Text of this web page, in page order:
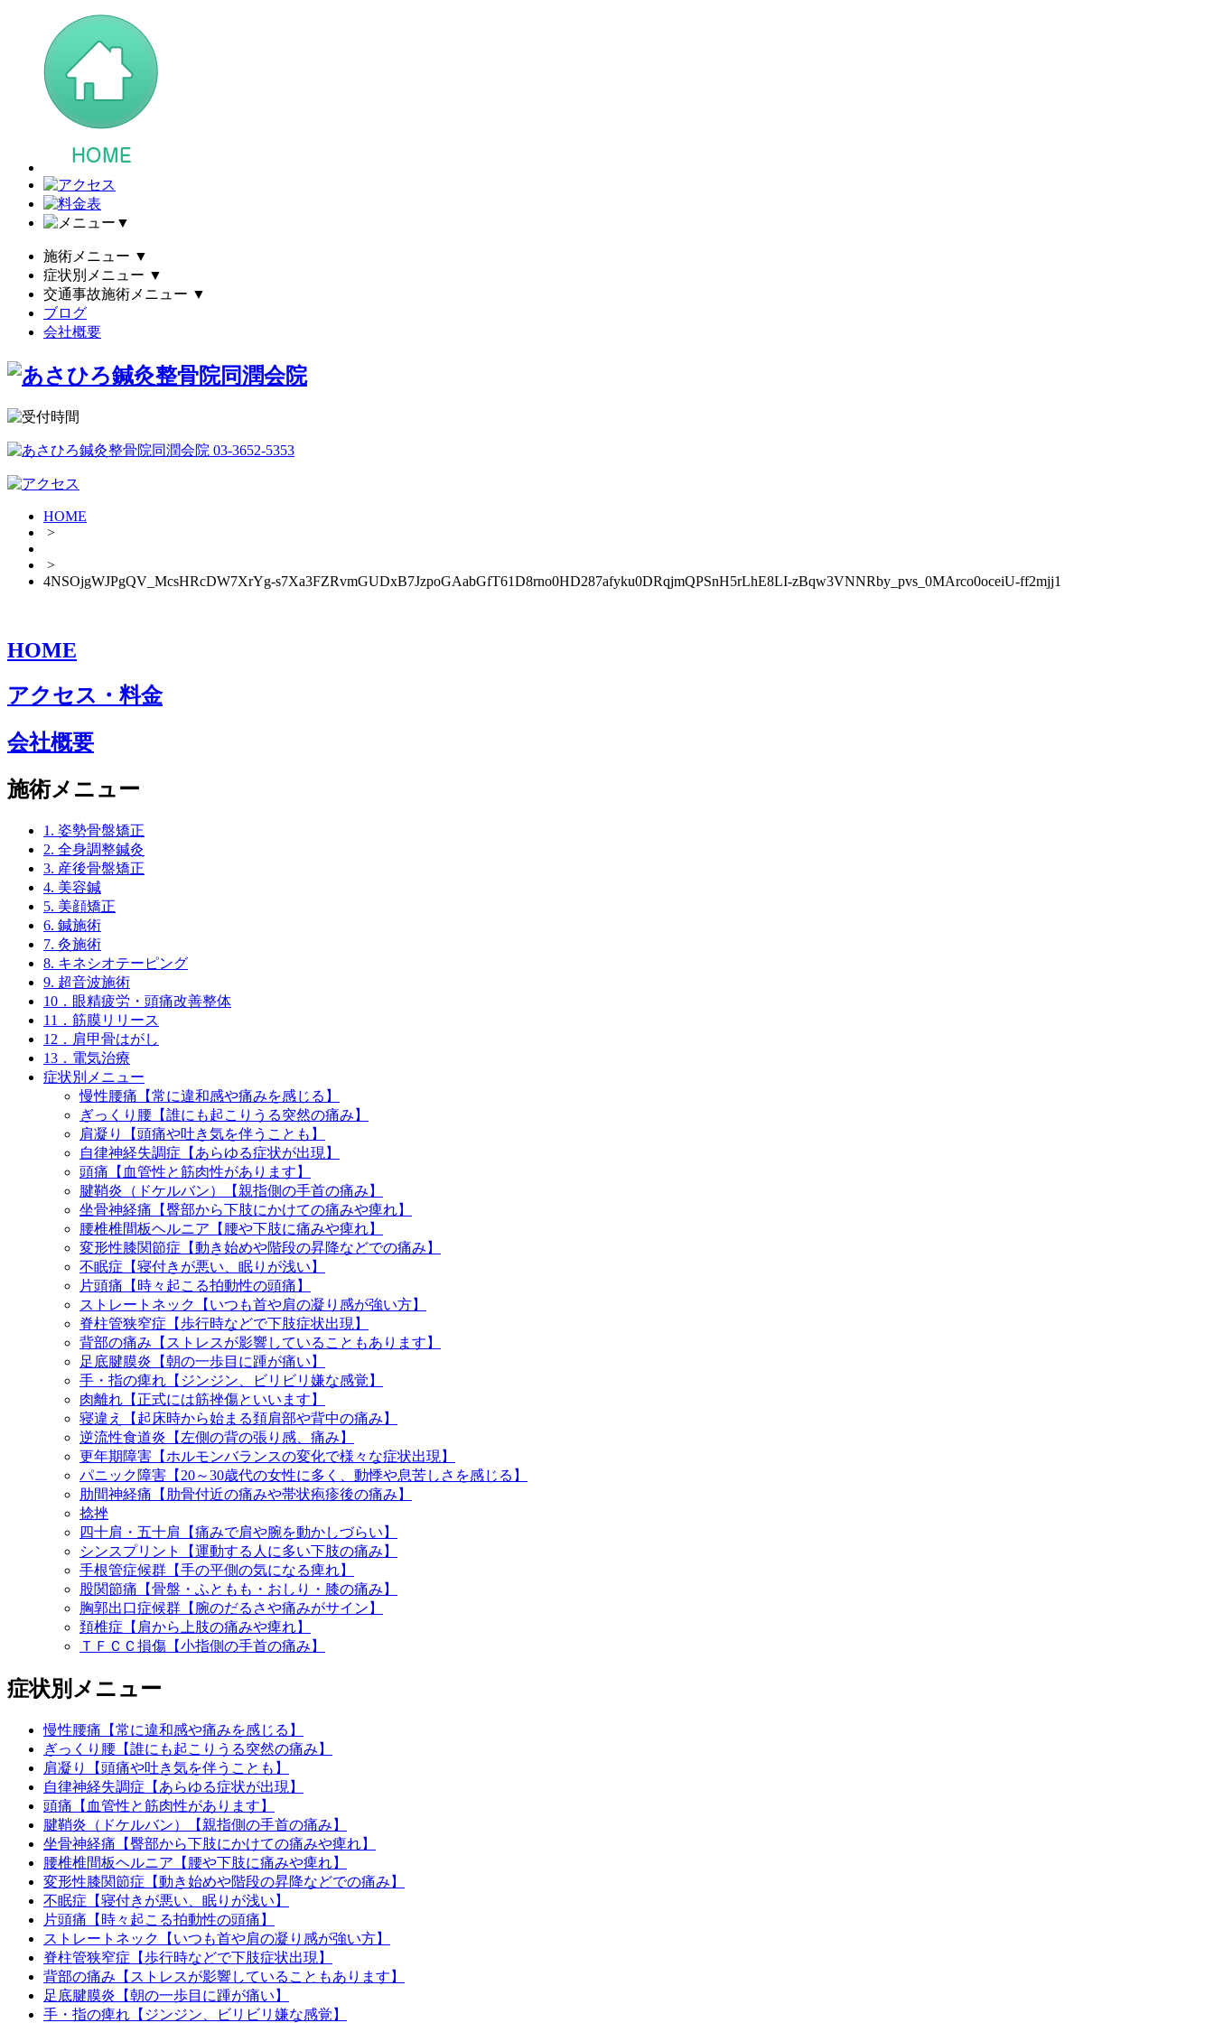
▼
施術メニュー ▼
症状別メニュー ▼
交通事故施術メニュー ▼
ブログ
会社概要
HOME
>
>
4NSOjgWJPgQV_McsHRcDW7XrYg-s7Xa3FZRvmGUDxB7JzpoGAabGfT61D8rno0HD287afyku0DRqjmQPSnH5rLhE8LI-zBqw3VNNRby_pvs_0MArco0oceiU-ff2mjj1
HOME
アクセス・料金
会社概要
施術メニュー
1. 姿勢骨盤矯正
2. 全身調整鍼灸
3. 産後骨盤矯正
4. 美容鍼
5. 美顔矯正
6. 鍼施術
7. 灸施術
8. キネシオテーピング
9. 超音波施術
10．眼精疲労・頭痛改善整体
11．筋膜リリース
12．肩甲骨はがし
13．電気治療
症状別メニュー
慢性腰痛【常に違和感や痛みを感じる】
ぎっくり腰【誰にも起こりうる突然の痛み】
肩凝り【頭痛や吐き気を伴うことも】
自律神経失調症【あらゆる症状が出現】
頭痛【血管性と筋肉性があります】
腱鞘炎（ドケルバン）【親指側の手首の痛み】
坐骨神経痛【臀部から下肢にかけての痛みや痺れ】
腰椎椎間板ヘルニア【腰や下肢に痛みや痺れ】
変形性膝関節症【動き始めや階段の昇降などでの痛み】
不眠症【寝付きが悪い、眠りが浅い】
片頭痛【時々起こる拍動性の頭痛】
ストレートネック【いつも首や肩の凝り感が強い方】
脊柱管狭窄症【歩行時などで下肢症状出現】
背部の痛み【ストレスが影響していることもあります】
足底腱膜炎【朝の一歩目に踵が痛い】
手・指の痺れ【ジンジン、ビリビリ嫌な感覚】
肉離れ【正式には筋挫傷といいます】
寝違え【起床時から始まる頚肩部や背中の痛み】
逆流性食道炎【左側の背の張り感、痛み】
更年期障害【ホルモンバランスの変化で様々な症状出現】
パニック障害【20～30歳代の女性に多く、動悸や息苦しさを感じる】
肋間神経痛【肋骨付近の痛みや帯状疱疹後の痛み】
捻挫
四十肩・五十肩【痛みで肩や腕を動かしづらい】
シンスプリント【運動する人に多い下肢の痛み】
手根管症候群【手の平側の気になる痺れ】
股関節痛【骨盤・ふともも・おしり・膝の痛み】
胸郭出口症候群【腕のだるさや痛みがサイン】
頚椎症【肩から上肢の痛みや痺れ】
ＴＦＣＣ損傷【小指側の手首の痛み】
症状別メニュー
慢性腰痛【常に違和感や痛みを感じる】
ぎっくり腰【誰にも起こりうる突然の痛み】
肩凝り【頭痛や吐き気を伴うことも】
自律神経失調症【あらゆる症状が出現】
頭痛【血管性と筋肉性があります】
腱鞘炎（ドケルバン）【親指側の手首の痛み】
坐骨神経痛【臀部から下肢にかけての痛みや痺れ】
腰椎椎間板ヘルニア【腰や下肢に痛みや痺れ】
変形性膝関節症【動き始めや階段の昇降などでの痛み】
不眠症【寝付きが悪い、眠りが浅い】
片頭痛【時々起こる拍動性の頭痛】
ストレートネック【いつも首や肩の凝り感が強い方】
脊柱管狭窄症【歩行時などで下肢症状出現】
背部の痛み【ストレスが影響していることもあります】
足底腱膜炎【朝の一歩目に踵が痛い】
手・指の痺れ【ジンジン、ビリビリ嫌な感覚】